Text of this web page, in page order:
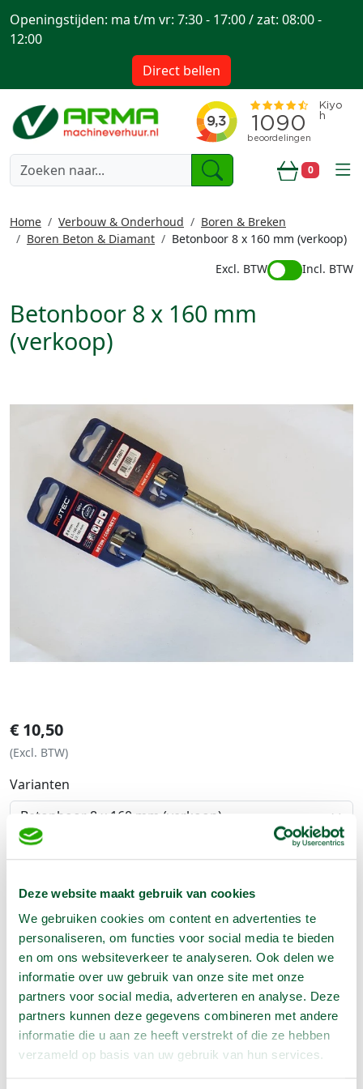
Deze website maakt gebruik van cookies
We gebruiken cookies om content en advertenties te
personaliseren, om functies voor social media te bieden
en om ons websiteverkeer te analyseren. Ook delen we
informatie over uw gebruik van onze site met onze
partners voor social media, adverteren en analyse. Deze
partners kunnen deze gegevens combineren met andere
informatie die u aan ze heeft verstrekt of die ze hebben
verzameld op basis van uw gebruik van hun services.
0
Openingstijden: ma t/m vr: 7:30 - 17:00 / zat: 08:00 -
12:00
Direct bellen
Home Verbouw & Onderhoud
Boren & Breken
Boren Beton & Diamant
Betonboor 8 x 160 mm (verkoop)
Excl. BTW
Incl. BTW
Betonboor 8 x 160 mm
(verkoop)
€ 10,50
(Excl. BTW)
Varianten
In Winkelwagen
Geen klantenkaart wél korting
Weekend = 1 huurdag
Bezorg-ophaal service
Avond van te voren halen; geen probleem
Specialistische machines